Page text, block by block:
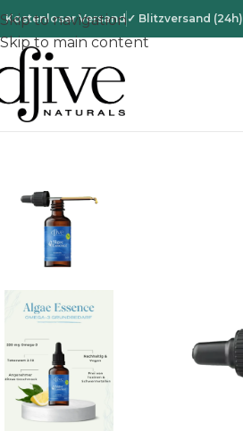
Skip to navigation
Skip to main content
Kostenloser Versand ✓ Blitzversand (24h)